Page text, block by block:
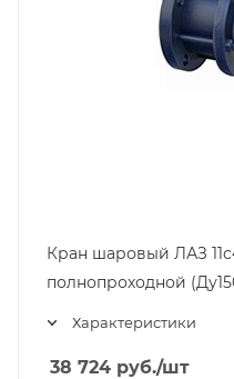
Кран шаровый ЛАЗ
полнопроходной
Характеристики
38 724 руб./шт